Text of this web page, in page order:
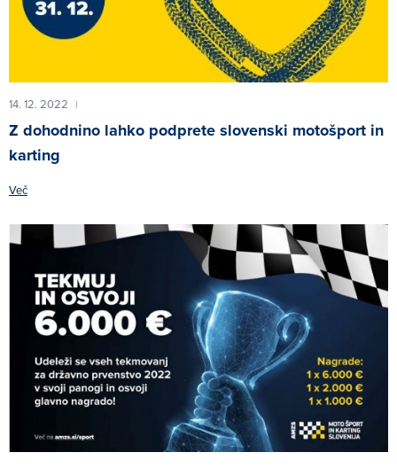
14. 12. 2022 |
Z dohodnino lahko podprete slovenski motošport in
karting
Več